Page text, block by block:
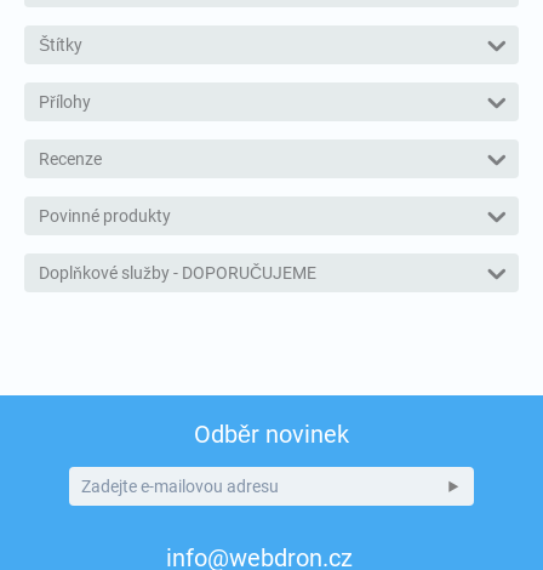
Štítky
Přílohy
Recenze
Povinné produkty
Doplňkové služby - DOPORUČUJEME
Odběr novinek
info@webdron.cz